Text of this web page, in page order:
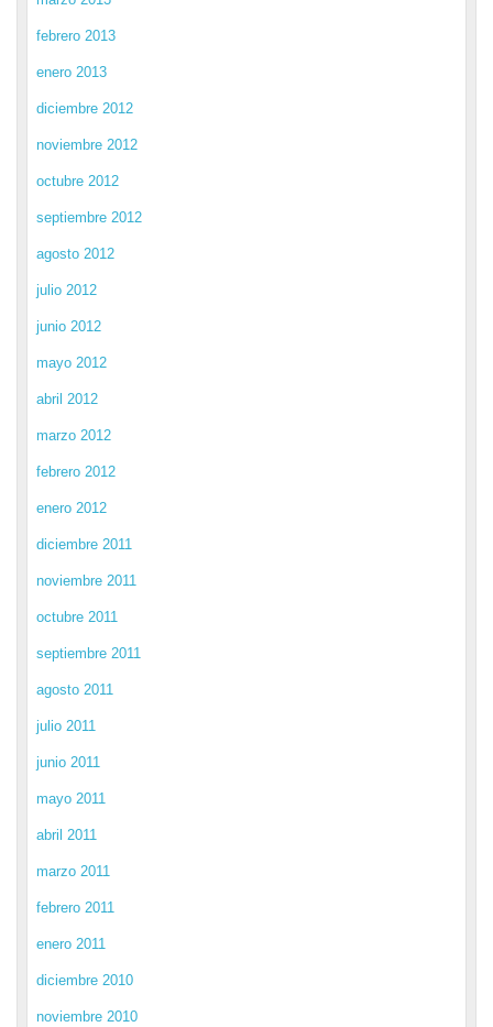
febrero 2013
enero 2013
diciembre 2012
noviembre 2012
octubre 2012
septiembre 2012
agosto 2012
julio 2012
junio 2012
mayo 2012
abril 2012
marzo 2012
febrero 2012
enero 2012
diciembre 2011
noviembre 2011
octubre 2011
septiembre 2011
agosto 2011
julio 2011
junio 2011
mayo 2011
abril 2011
marzo 2011
febrero 2011
enero 2011
diciembre 2010
noviembre 2010